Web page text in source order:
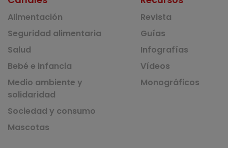
Alimentación
Seguridad alimentaria
Salud
Bebé e infancia
Medio ambiente y
solidaridad
Sociedad y consumo
Mascotas
Revista
Guías
Infografías
Vídeos
Monográficos